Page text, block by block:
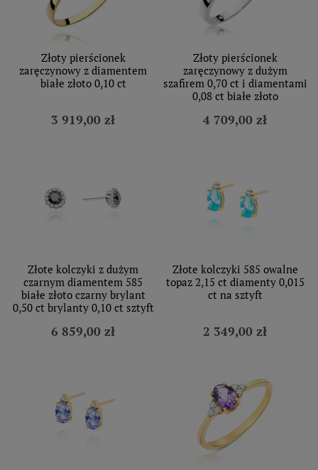
Złoty pierścionek
zaręczynowy z diamentem
białe złoto 0,10 ct
3 919,00 zł
Złoty pierścionek
zaręczynowy z dużym
szafirem 0,70 ct i diamentami
0,08 ct białe złoto
4 709,00 zł
Złote kolczyki z dużym
czarnym diamentem 585
białe złoto czarny brylant
0,50 ct brylanty 0,10 ct sztyft
6 859,00 zł
Złote kolczyki 585 owalne
topaz 2,15 ct diamenty 0,015
ct na sztyft
2 349,00 zł